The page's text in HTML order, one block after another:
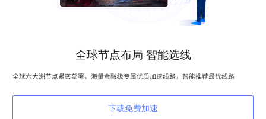
全球节点布局 智能选线
全球六大洲节点紧密部署，海量金融级专属优质加速线路，智能推荐最优线路
下载免费加速